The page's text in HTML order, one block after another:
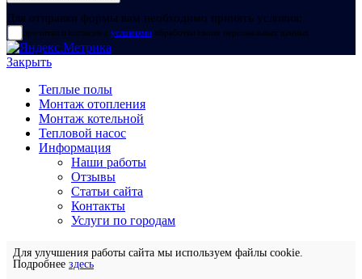
Для отправки формы вам необходимо принять условия:
прочитал и согласен с условиями обработки своих персональных данных
Закрыть
Теплые полы
Монтаж отопления
Монтаж котельной
Тепловой насос
Информация
Наши работы
Отзывы
Статьи сайта
Контакты
Услуги по городам
Для улучшения работы сайта мы используем файлы cookie.
Подробнее здесь